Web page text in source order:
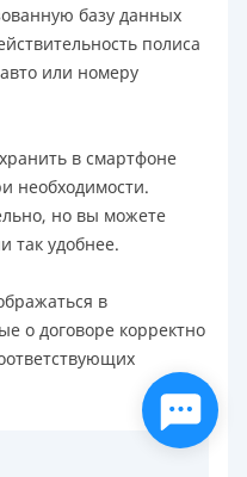
базу данных
полиса
или номеру
в смартфоне
необходимости.
но вы можете
так удобнее.
в
о договоре корректно